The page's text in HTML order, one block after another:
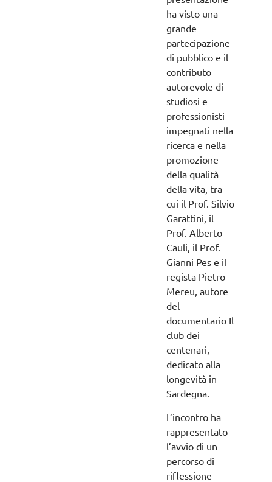
ha visto una
grande
partecipazione
di pubblico e il
contributo
autorevole di
studiosi e
professionisti
impegnati nella
ricerca e nella
promozione
della qualità
della vita, tra
cui il Prof. Silvio
Garattini, il
Prof. Alberto
Cauli, il Prof.
Gianni Pes e il
regista Pietro
Mereu, autore
del
documentario Il
club dei
centenari,
dedicato alla
longevità in
Sardegna.
L’incontro ha
rappresentato
l’avvio di un
percorso di
riflessione